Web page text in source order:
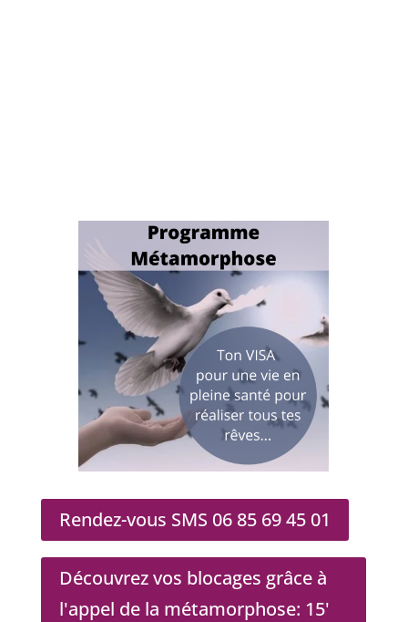
Rendez-vous SMS 06 85 69 45 01
Découvrez vos blocages grâce à
l'appel de la métamorphose: 15'